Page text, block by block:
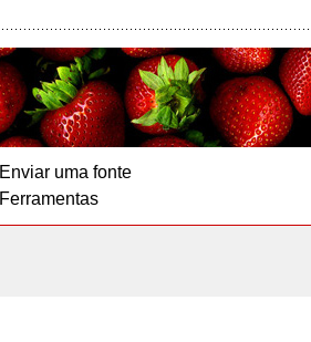
Enviar uma fonte
Ferramentas